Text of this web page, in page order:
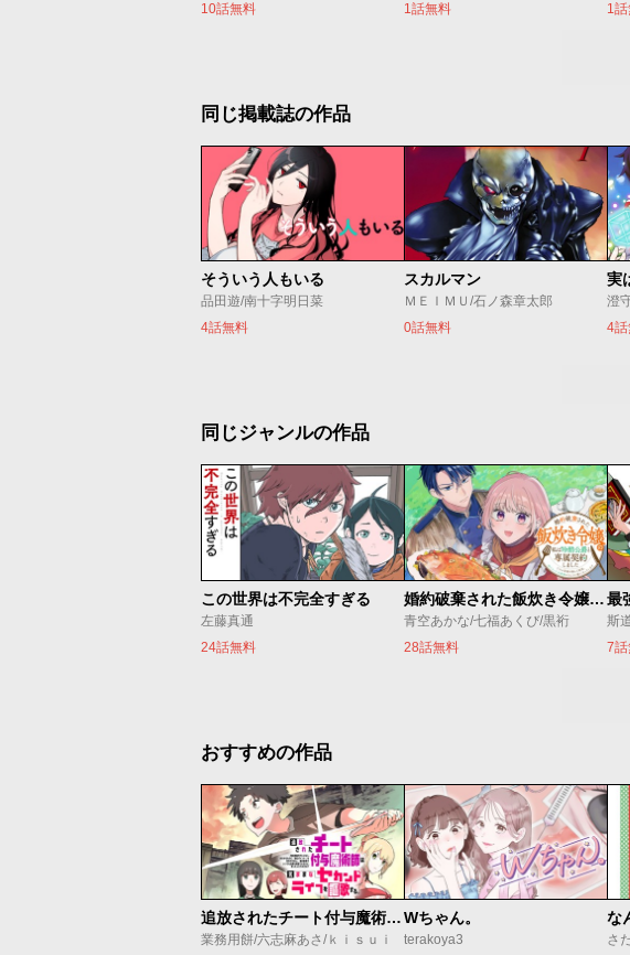
10話無料
1話無料
1
同じ掲載誌の作品
そういう人もいる
品田遊/南十字明日菜
4話無料
スカルマン
ＭＥＩＭＵ/石ノ森章太郎
0話無料
実
澄
4
同じジャンルの作品
この世界は不完全すぎる
左藤真通
24話無料
婚約破棄された飯炊き令嬢の私は冷酷公爵と専属契約しました～ですが胃袋を掴んだ結果、冷たかった公爵様がどんどん優しくなっています～
青空あかな/七福あくび/黒裄
28話無料
斯
7
おすすめの作品
追放されたチート付与魔術師は気ままなセカンドライフを謳歌する。 ～俺は武器だけじゃなく、あらゆるものに『強化ポイント』を付与できるし、俺の意思でいつでも効果を解除できるけど、残った人たち大丈夫？～
業務用餅/六志麻あさ/ｋｉｓｕｉ
Wちゃん。
terakoya3
な
さ